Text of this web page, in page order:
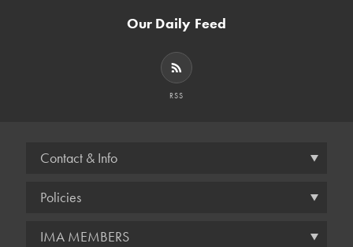
Our Daily Feed
RSS
Contact & Info
Policies
IMA MEMBERS